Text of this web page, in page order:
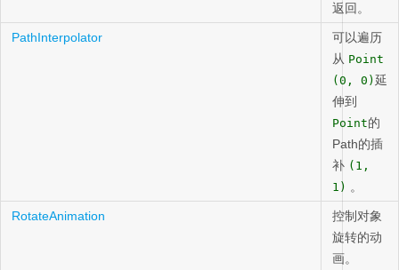
返回。
PathInterpolator
可以遍历
从 Point
(0, 0) 延
伸到
Point的
Path的插
补 (1,
1) 。
RotateAnimation
控制对象
旋转的动
画。